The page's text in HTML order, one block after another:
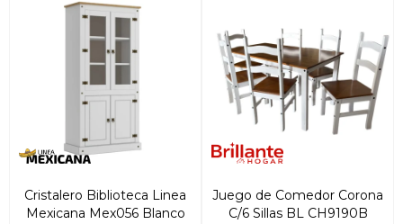
Cristalero Biblioteca Linea
Mexicana Mex056 Blanco
Juego de Comedor Corona
C/6 Sillas BL CH9190B